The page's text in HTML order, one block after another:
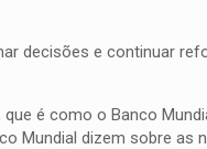
decisões e continuar
é como o Banco
Mundial dizem sobre as